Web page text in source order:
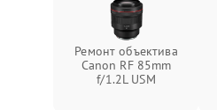
Ремонт объектива
Canon RF 85mm
f/1.2L USM